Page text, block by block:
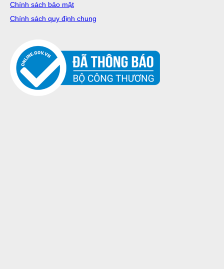
Chính sách bảo mật
Chính sách quy định chung